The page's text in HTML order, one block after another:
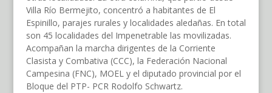
Villa Río Bermejito, concentró a habitantes de El
Espinillo, parajes rurales y localidades aledañas. En total
son 45 localidades del Impenetrable las movilizadas.
Acompañan la marcha dirigentes de la Corriente
Clasista y Combativa (CCC), la Federación Nacional
Campesina (FNC), MOEL y el diputado provincial por el
Bloque del PTP- PCR Rodolfo Schwartz.